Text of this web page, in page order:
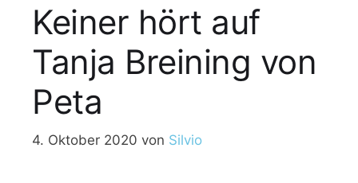
Keiner hört auf
Tanja Breining von
Peta
4. Oktober 2020 von Silvio